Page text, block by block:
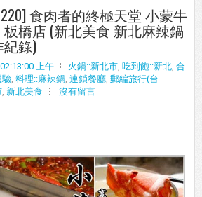
食肉者的終極天堂 小蒙牛
橋店 (新北美食 新北麻辣鍋
錄)
上午 火鍋::新北市, 吃到飽::新北, 合
驗, 料理::麻辣鍋, 連鎖餐廳, 郵編旅行(台
, 新北美食 沒有留言